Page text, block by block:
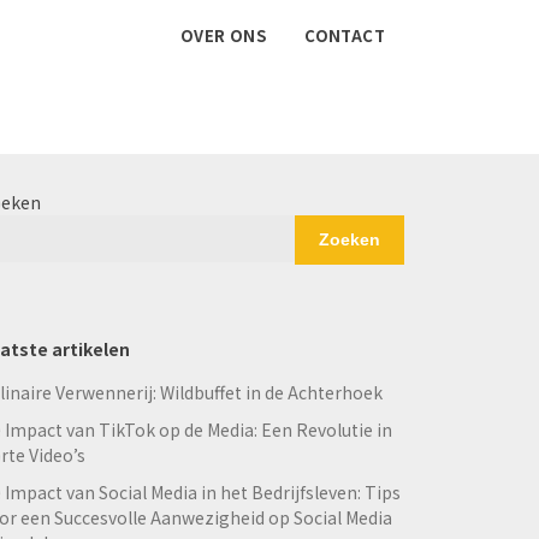
OVER ONS CONTACT
Zoeken
artikelen
Verwennerij: Wildbuffet in de Achterhoek
Impact van TikTok op de Media: Een Revolutie in
Video’s
Impact van Social Media in het Bedrijfsleven: Tips
een Succesvolle Aanwezigheid op Social Media